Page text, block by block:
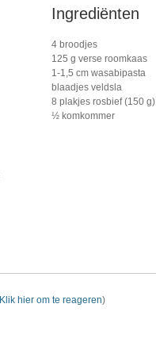
Ingrediënten
4 broodjes
125 g verse roomkaas
1-1,5 cm wasabipasta
blaadjes veldsla
8 plakjes rosbief (150 g)
½ komkommer
Klik hier om te reageren)